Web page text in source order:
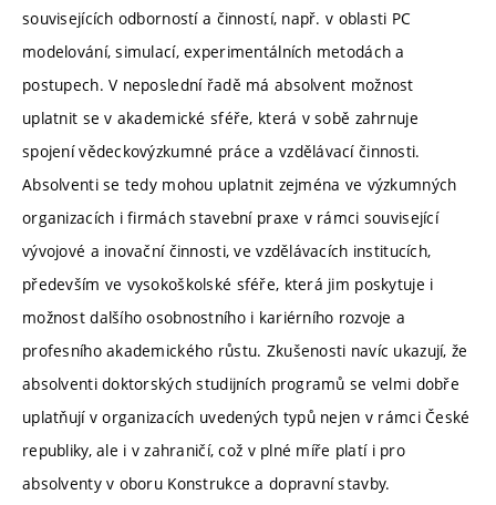
souvisejících odborností a činností, např. v oblasti PC
modelování, simulací, experimentálních metodách a
postupech. V neposlední řadě má absolvent možnost
uplatnit se v akademické sféře, která v sobě zahrnuje
spojení vědeckovýzkumné práce a vzdělávací činnosti.
Absolventi se tedy mohou uplatnit zejména ve výzkumných
organizacích i firmách stavební praxe v rámci související
vývojové a inovační činnosti, ve vzdělávacích institucích,
především ve vysokoškolské sféře, která jim poskytuje i
možnost dalšího osobnostního i kariérního rozvoje a
profesního akademického růstu. Zkušenosti navíc ukazují, že
absolventi doktorských studijních programů se velmi dobře
uplatňují v organizacích uvedených typů nejen v rámci České
republiky, ale i v zahraničí, což v plné míře platí i pro
absolventy v oboru Konstrukce a dopravní stavby.